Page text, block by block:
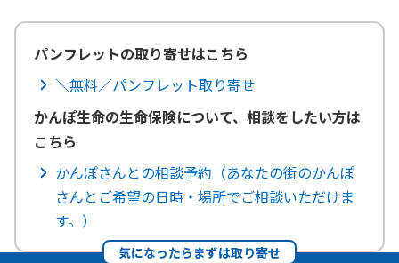
パンフレットの取り寄せはこちら
＼無料／パンフレット取り寄せ
かんぽ生命の生命保険について、相談をしたい方は
こちら
かんぽさんとの相談予約（あなたの街のかんぽ
さんとご希望の日時・場所でご相談いただけま
す。）
気になったらまずは取り寄せ